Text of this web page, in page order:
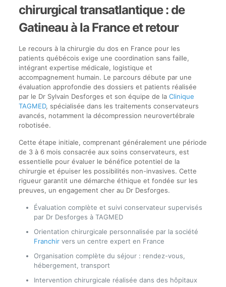
chirurgical transatlantique : de
Gatineau à la France et retour
Le recours à la chirurgie du dos en France pour les
patients québécois exige une coordination sans faille,
intégrant expertise médicale, logistique et
accompagnement humain. Le parcours débute par une
évaluation approfondie des dossiers et patients réalisée
par le Dr Sylvain Desforges et son équipe de la Clinique
TAGMED, spécialisée dans les traitements conservateurs
avancés, notamment la décompression neurovertébrale
robotisée.
Cette étape initiale, comprenant généralement une période
de 3 à 6 mois consacrée aux soins conservateurs, est
essentielle pour évaluer le bénéfice potentiel de la
chirurgie et épuiser les possibilités non-invasives. Cette
rigueur garantit une démarche éthique et fondée sur les
preuves, un engagement cher au Dr Desforges.
Évaluation complète et suivi conservateur supervisés
par Dr Desforges à TAGMED
Orientation chirurgicale personnalisée par la société
Franchirvers un centre expert en France
Organisation complète du séjour : rendez-vous,
hébergement, transport
Intervention chirurgicale réalisée dans des hôpitaux